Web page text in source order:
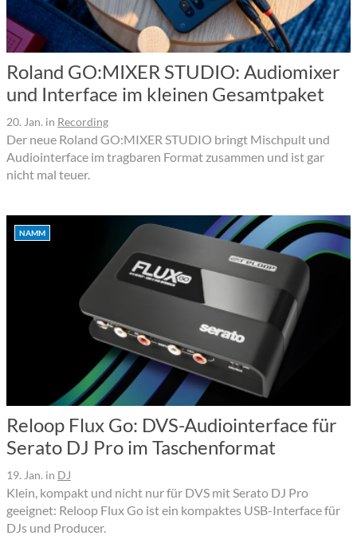
Roland GO:MIXER STUDIO: Audiomixer
und Interface im kleinen Gesamtpaket
20. Jan. in Recording
Der neue Roland GO:MIXER STUDIO bringt Mischpult und
Audiointerface im tragbaren Format zusammen und ist gar
nicht mal teuer.
NAMM
Reloop Flux Go: DVS-Audiointerface für
Serato DJ Pro im Taschenformat
19. Jan. in DJ
Klein, kompakt und nicht nur für DVS mit Serato DJ Pro
geeignet: Reloop Flux Go ist ein kompaktes USB-Interface für
DJs und Producer.